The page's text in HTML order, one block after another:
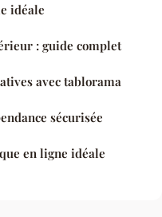
idéale
: guide complet
avec tablorama
sécurisée
en ligne idéale